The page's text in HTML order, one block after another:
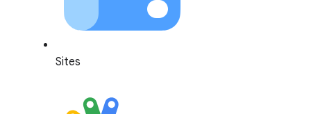
Sites